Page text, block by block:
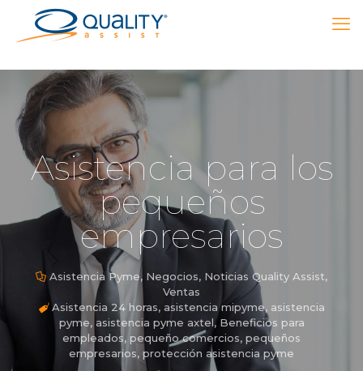
Asistencia para los
pequeños
empresarios
Asistencia Pyme, Negocios, Noticias Quality Assist,
Ventas
Asistencia 24 horas, asistencia mipyme, asistencia
pyme, asistencia pyme axtel, Beneficios para
empleados, pequeño comercios, pequeños
empresarios, protección asistencia pyme